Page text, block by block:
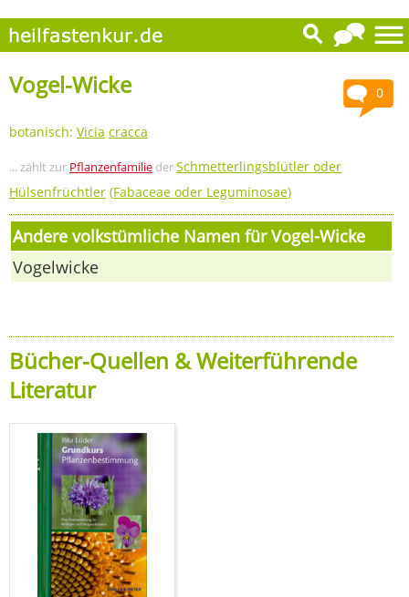
0
Vogel-Wicke
botanisch: Vicia cracca
... zählt zur Pflanzenfamilie derSchmetterlingsblütler oder
Hülsenfrüchtler (Fabaceae oder Leguminosae)
Andere volkstümliche Namen für Vogel-Wicke
Vogelwicke
Bücher-Quellen & Weiterführende
Literatur